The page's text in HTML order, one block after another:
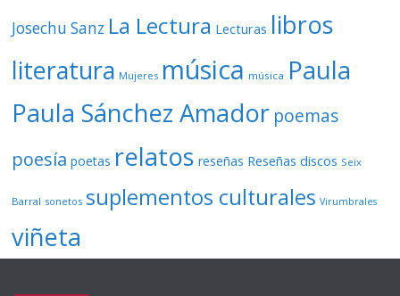
Josechu Sanz La Lectura Lecturas libros
literatura Mujeres música música Paula
Paula Sánchez Amador poemas
poesía poetas relatos reseñas Reseñas discos Seix
Barral sonetos suplementos culturales Virumbrales
viñeta